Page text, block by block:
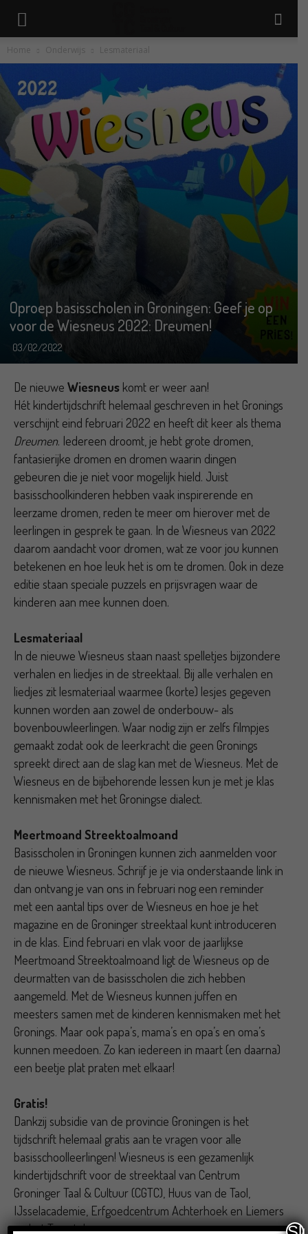
Home Onderwijs Lesmateriaal
Oproep basisscholen in Groningen: Geef je op
voor de Wiesneus 2022: Dreumen!
03/02/2022
De nieuwe Wiesneus komt er weer aan!
Hét kindertijdschrift helemaal geschreven in het Gronings
verschijnt eind februari 2022 en heeft dit keer als thema
Dreumen. Iedereen droomt, je hebt grote dromen,
fantasierijke dromen en dromen waarin dingen
gebeuren die je niet voor mogelijk hield. Juist
basisschoolkinderen hebben vaak inspirerende en
leerzame dromen, reden te meer om hierover met de
leerlingen in gesprek te gaan. In de Wiesneus van 2022
daarom aandacht voor dromen, wat ze voor jou kunnen
betekenen en hoe leuk het is om te dromen. Ook in deze
editie staan speciale puzzels en prijsvragen waar de
kinderen aan mee kunnen doen.
Lesmateriaal
In de nieuwe Wiesneus staan naast spelletjes bijzondere
verhalen en liedjes in de streektaal. Bij alle verhalen en
liedjes zit lesmateriaal waarmee (korte) lesjes gegeven
kunnen worden aan zowel de onderbouw- als
bovenbouwleerlingen. Waar nodig zijn er zelfs filmpjes
gemaakt zodat ook de leerkracht die geen Gronings
spreekt direct aan de slag kan met de Wiesneus. Met de
Wiesneus en de bijbehorende lessen kun je met je klas
kennismaken met het Groningse dialect.
Meertmoand Streektoalmoand
Basisscholen in Groningen kunnen zich aanmelden voor
de nieuwe Wiesneus. Schrijf je je via onderstaande link in
dan ontvang je van ons in februari nog een reminder
met een aantal tips over de Wiesneus en hoe je het
magazine en de Groninger streektaal kunt introduceren
in de klas. Eind februari en vlak voor de jaarlijkse
Meertmoand Streektoalmoand ligt de Wiesneus op de
deurmatten van de basisscholen die zich hebben
aangemeld. Met de Wiesneus kunnen juffen en
meesters samen met de kinderen kennismaken met het
Gronings. Maar ook papa’s, mama’s en opa’s en oma’s
kunnen meedoen. Zo kan iedereen in maart (en daarna)
een beetje plat praten met elkaar!
Gratis!
Dankzij subsidie van de provincie Groningen is het
tijdschrift helemaal gratis aan te vragen voor alle
basisschoolleerlingen! Wiesneus is een gezamenlijk
kindertijdschrift voor de streektaal van Centrum
Groninger Taal & Cultuur (CGTC), Huus van de Taol,
IJsselacademie, Erfgoedcentrum Achterhoek en Liemers
en het Twentehoes.